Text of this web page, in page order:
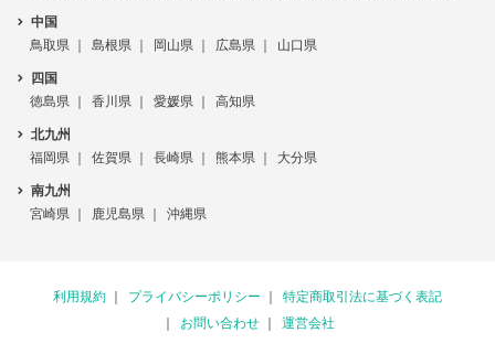
中国
鳥取県
島根県 岡山県 広島県 山口県
四国
徳島県
香川県 愛媛県 高知県
北九州
福岡県
佐賀県 長崎県 熊本県 大分県
南九州
宮崎県
鹿児島県 沖縄県
利用規約 プライバシーポリシー
特定商取引法に基づく表記
お問い合わせ
運営会社